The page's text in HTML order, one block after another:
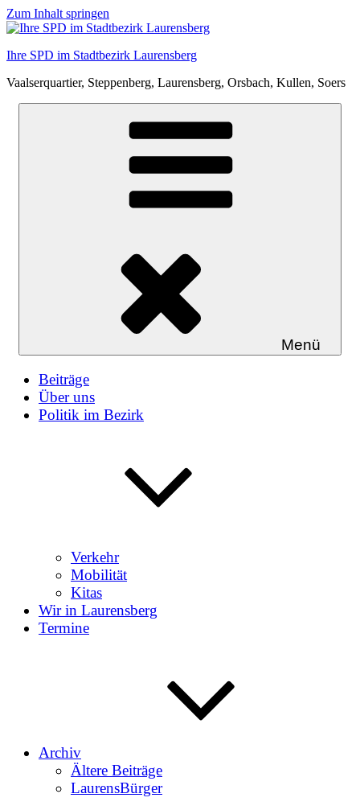
Zum Inhalt springen
Ihre SPD im Stadtbezirk Laurensberg
Vaalserquartier, Steppenberg, Laurensberg, Orsbach, Kullen, Soers
Menü
Beiträge
Über uns
Politik im Bezirk
Verkehr
Mobilität
Kitas
Wir in Laurensberg
Termine
Archiv
Ältere Beiträge
LaurensBürger